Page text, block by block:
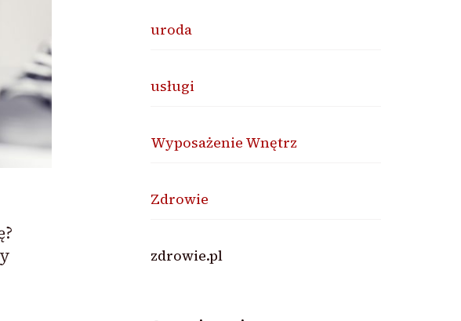
uroda
usługi
Wyposażenie Wnętrz
Zdrowie
zdrowie.pl